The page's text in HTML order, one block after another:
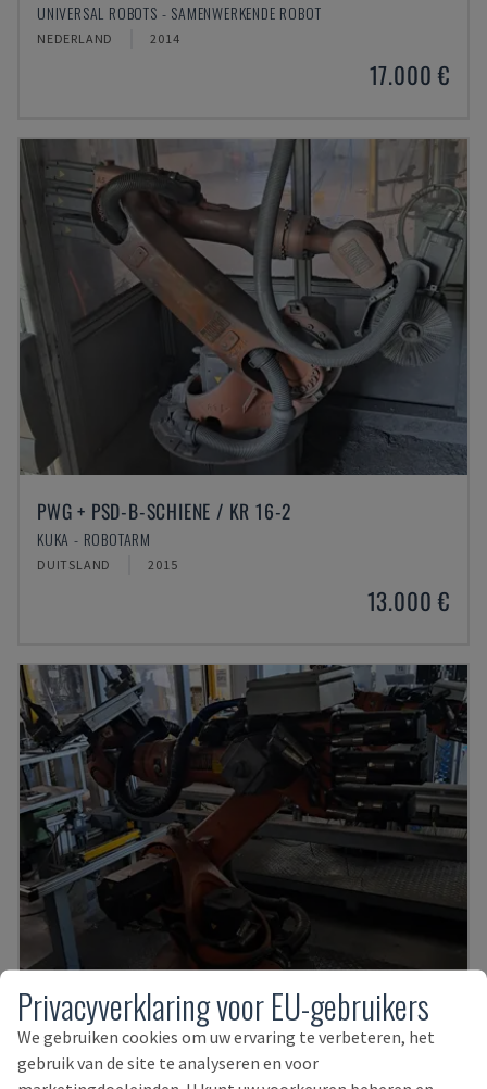
UNIVERSAL ROBOTS - SAMENWERKENDE ROBOT
NEDERLAND 2014
17.000 €
PWG + PSD-B-SCHIENE / KR 16-2
KUKA - ROBOTARM
DUITSLAND 2015
13.000 €
KR 16-2 MIT KRC 4
KUKA - ROBOTARM
Privacyverklaring voor EU-gebruikers
We gebruiken cookies om uw ervaring te verbeteren, het
gebruik van de site te analyseren en voor